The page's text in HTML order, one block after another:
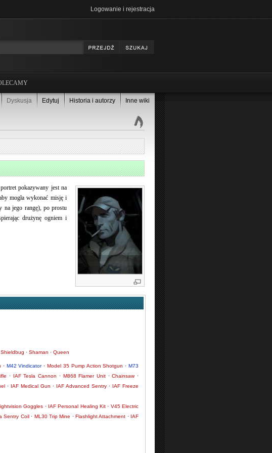
Logowanie i rejestracja
Dyskusja Edytuj Historia i autorzy Inne wiki
pokazywany jest na
mogła wykonać misję i
na jego rangę), po prostu
drużynę ogniem i
Shieldbug · Shaman · Queen
· M42 Vindicator·Model 35 Pump Action Shotgun ·M73
· IAF Tesla Cannon · M868 Flamer Unit·Chainsaw·
· IAF Medical Gun · IAF Advanced Sentry· IAF Freeze
Goggles · IAF Personal Healing Kit · V45 Electric
Sentry Coil· ML30 Trip Mine · Flashlight Attachment · IAF